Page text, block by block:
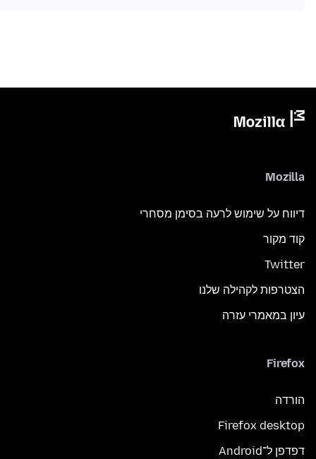
Mozilla
דיווח על שימוש לרעה בסימן מסחרי
קוד מקור
Twitter
הצטרפות לקהילה שלנו
עיון במאמרי עזרה
Firefox
הורדה
Firefox desktop
דפדפן ל־Android